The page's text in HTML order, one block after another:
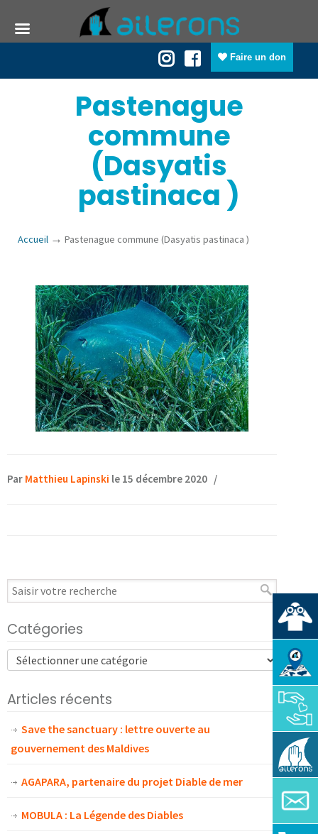
Faire un don
Pastenague
commune
(Dasyatis
pastinaca )
Accueil → Pastenague commune (Dasyatis pastinaca )
Par Matthieu Lapinski le 15 décembre 2020 /
Catégories
Articles récents
Save the sanctuary : lettre ouverte au
gouvernement des Maldives
AGAPARA, partenaire du projet Diable de mer
MOBULA : La Légende des Diables